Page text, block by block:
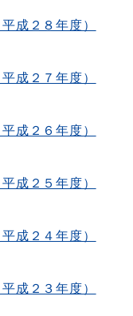
成２８年度）
成２７年度）
成２６年度）
成２５年度）
成２４年度）
成２３年度）